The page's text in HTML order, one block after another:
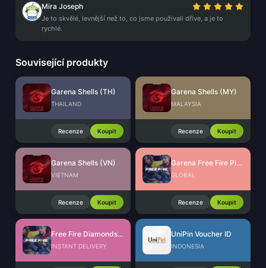
Mira Joseph
Je to skvělé, levnější než to, co jsme používali dříve, a je to
rychlé.
Související produkty
Garena Shells (TH)
THAILAND
Recenze Koupit
Garena Shells (MY)
MALAYSIA
Recenze Koupit
Garena Shells (VN)
VIETNAM
Recenze Koupit
Garena Free Fire Pins Global
GLOBAL
Recenze Koupit
Free Fire Diamonds EU + TR
INSTANT DELIVERY
UniPin Voucher ID
INDONESIA